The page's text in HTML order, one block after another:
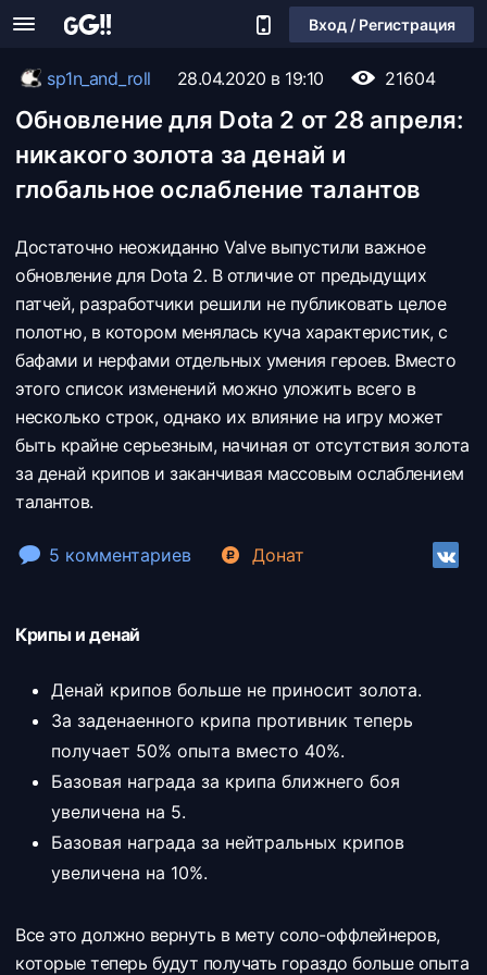
Вход / Регистрация
sp1n_and_roll 28.04.2020 в 19:10 21604
Обновление для Dota 2 от 28 апреля:
никакого золота за денай и
глобальное ослабление талантов
Достаточно неожиданно Valve выпустили важное
обновление для Dota 2. В отличие от предыдущих
патчей, разработчики решили не публиковать целое
полотно, в котором менялась куча характеристик, с
бафами и нерфами отдельных умения героев. Вместо
этого список изменений можно уложить всего в
несколько строк, однако их влияние на игру может
быть крайне серьезным, начиная от отсутствия золота
за денай крипов и заканчивая массовым ослаблением
талантов.
5 комментариев Донат
Крипы и денай
Денай крипов больше не приносит золота.
За заденаенного крипа противник теперь
получает 50% опыта вместо 40%.
Базовая награда за крипа ближнего боя
увеличена на 5.
Базовая награда за нейтральных крипов
увеличена на 10%.
Все это должно вернуть в мету соло-оффлейнеров,
которые теперь будут получать гораздо больше опыта